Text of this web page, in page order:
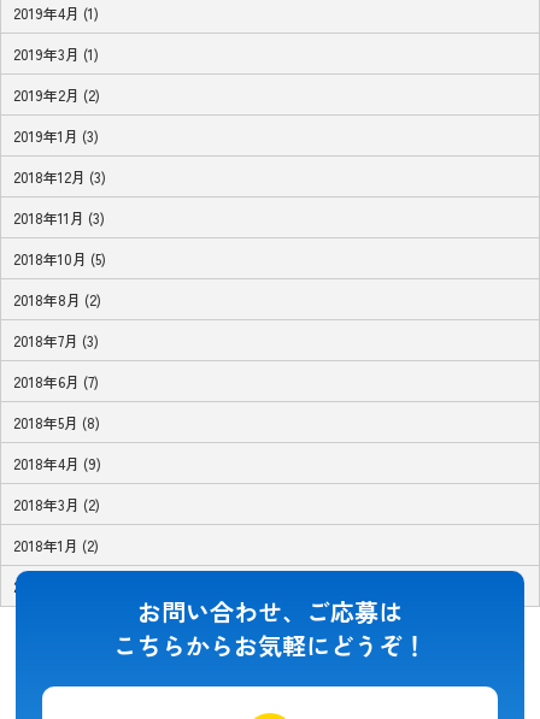
2019年4月 (1)
2019年3月 (1)
2019年2月 (2)
2019年1月 (3)
2018年12月 (3)
2018年11月 (3)
2018年10月 (5)
2018年8月 (2)
2018年7月 (3)
2018年6月 (7)
2018年5月 (8)
2018年4月 (9)
2018年3月 (2)
2018年1月 (2)
2017年11月 (1)
お問い合わせ、ご応募は
こちらからお気軽にどうぞ！